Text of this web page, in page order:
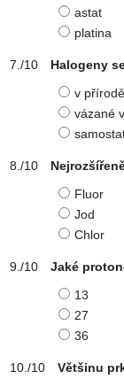
astat
platina
Halogeny
v přírodě
vázané
Fluor
Jod
Chlor
Jaké
13
27
36
Většinu